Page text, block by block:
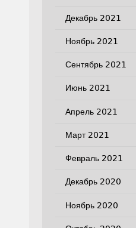
Декабрь 2021
Ноябрь 2021
Сентябрь 2021
Июнь 2021
Апрель 2021
Март 2021
Февраль 2021
Декабрь 2020
Ноябрь 2020